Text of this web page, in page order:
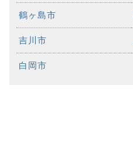
鶴ヶ島市
吉川市
白岡市